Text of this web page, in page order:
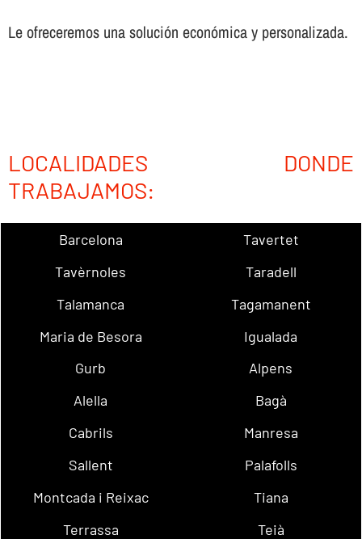
Le ofreceremos una solución económica y personalizada.
LOCALIDADES DONDE
TRABAJAMOS:
Barcelona
Tavertet
Tavèrnoles
Taradell
Talamanca
Tagamanent
Maria de Besora
Igualada
Gurb
Alpens
Alella
Bagà
Cabrils
Manresa
Sallent
Palafolls
Montcada i Reixac
Tiana
Terrassa
Teià